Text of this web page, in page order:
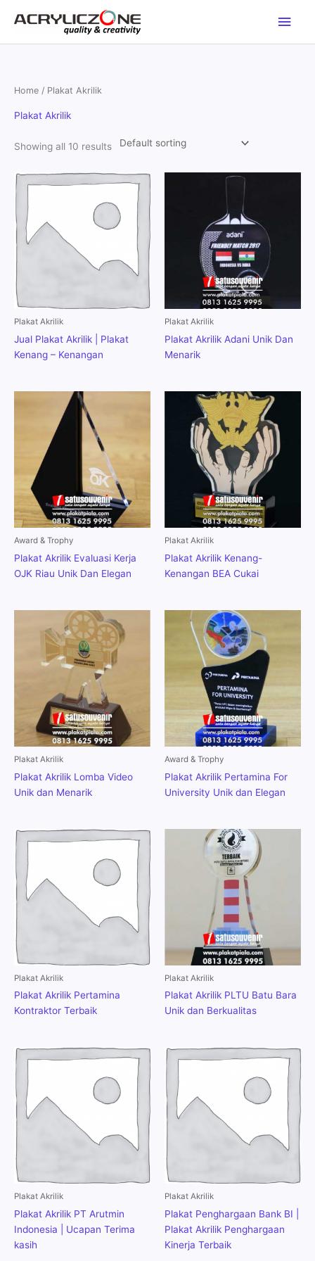
Main
Home / Plakat Akrilik
Plakat Akrilik
Showing all 10 results
Plakat Akrilik
Jual Plakat Akrilik | Plakat
Kenang – Kenangan
Plakat Akrilik
Plakat Akrilik Adani Unik Dan
Menarik
Award & Trophy
Plakat Akrilik Evaluasi Kerja
OJK Riau Unik Dan Elegan
Plakat Akrilik
Plakat Akrilik Kenang-
Kenangan BEA Cukai
Plakat Akrilik
Plakat Akrilik Lomba Video
Unik dan Menarik
Award & Trophy
Plakat Akrilik Pertamina For
University Unik dan Elegan
Plakat Akrilik
Plakat Akrilik Pertamina
Kontraktor Terbaik
Plakat Akrilik
Plakat Akrilik PLTU Batu Bara
Unik dan Berkualitas
Plakat Akrilik
Plakat Akrilik PT Arutmin
Indonesia | Ucapan Terima
kasih
Plakat Akrilik
Plakat Penghargaan Bank BI |
Plakat Akrilik Penghargaan
Kinerja Terbaik